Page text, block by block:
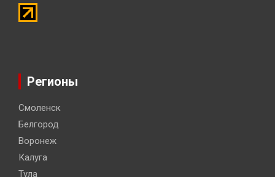
Регионы
Смоленск
Белгород
Воронеж
Калуга
Тула